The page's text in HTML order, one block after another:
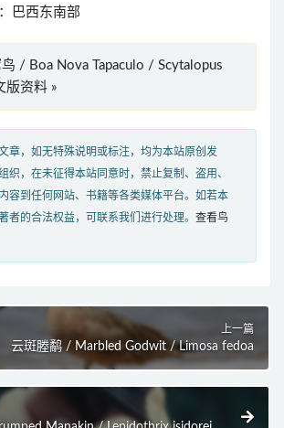
巴西东南部
鸟 / Boa Nova Tapaculo / Scytalopus
版资料 »
章，如无特殊说明或标注，均为本站原创发
织，在未征得本站同意时，禁止复制、盗用、
容到任何网站、书籍等各类媒体平台。如若本
者的合法权益，可联系我们进行处理。 查看鸟
上一篇
云斑塍鹬 / Marbled Godwit / Limosa fedoa